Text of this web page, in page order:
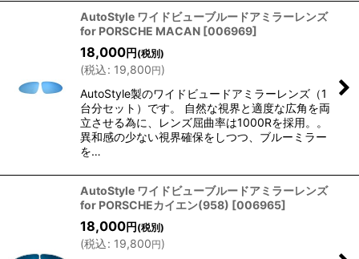
AutoStyle ワイドビューブルードアミラーレンズ
for PORSCHE MACAN [006969]
18,000円 (税別)
(税込: 19,800円)
AutoStyle製のワイドビュードアミラーレンズ（1
台分セット）です。 自然な視界と適度な広角を両
立させる為に、レンズ屈曲率は1000Rを採用。。
異和感の少ない視界確保をしつつ、ブルーミラー
を…
AutoStyle ワイドビューブルードアミラーレンズ
for PORSCHEカイエン(958) [006965]
18,000円 (税別)
(税込: 19,800円)